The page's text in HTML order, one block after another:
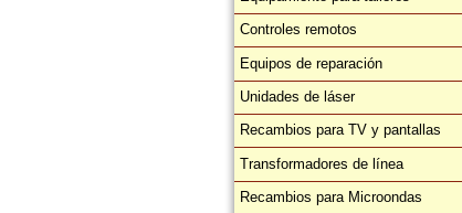
Controles remotos
Equipos de reparación
Unidades de láser
Recambios para TV y pantallas
Transformadores de línea
Recambios para Microondas